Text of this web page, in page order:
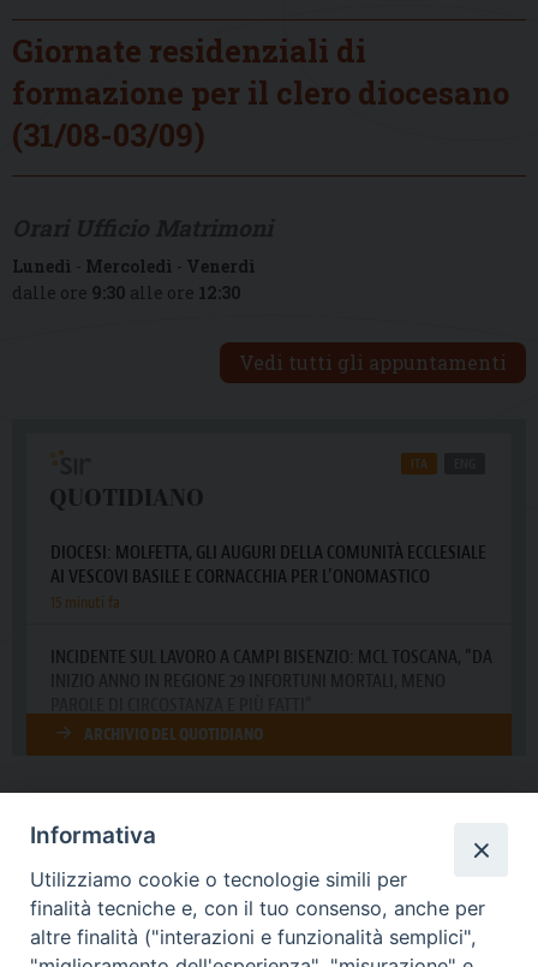
Giornate residenziali di
formazione per il clero diocesano
(31/08-03/09)
Lunedì - Mercoledì - Venerdì
dalle ore 9:30 alle ore 12:30
Vedi tutti gli appuntamenti
DIOCESI SUBURBICARIA DI ALBANO
Contatti:Tel.: 06.93268401 - Fax.: 06.9323844
E-mail:curia@diocesidialbano.it
Informativa
Utilizziamo cookie o tecnologie simili per
finalità tecniche e, con il tuo consenso, anche per
altre finalità ("interazioni e funzionalità semplici",